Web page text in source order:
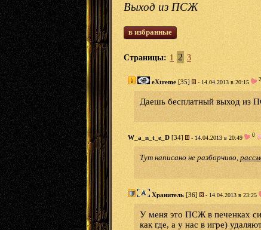
Выход из ПСЖ
в избранные
Страницы: 1 2 3
eXtreme [35] - 14.04.2013 в 20:15 2
Даешь бесплатный выход из
W_a_n_t_e_D [34] - 14.04.2013 в 20:49 0
Тут написано не разборчиво,
Хранитель [36] - 14.04.2013 в 23:25
У меня это ПСЖ в печенках
как где, а у нас в игре)